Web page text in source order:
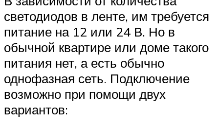
светодиодов в ленте, им требуется
питание на 12 или 24 В. Но в
обычной квартире или доме такого
питания нет, а есть обычно
однофазная сеть. Подключение
возможно при помощи двух
вариантов: